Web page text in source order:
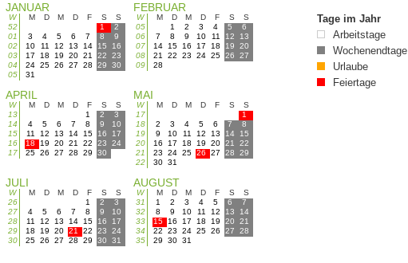
JANUAR
W M D M D F S
S
52
1
2
01
3 4 5 6 7 8
9
02
10 11 12 13 14 15
16
03
17 18 19 20 21 22
23
04
24 25 26 27 28 29
30
05
31
FEBRUAR
W M D M D F S
S
05
1 2 3 4 5
6
06
7 8 9 10 11 12
13
07
14 15 16 17 18 19
20
08
21 22 23 24 25 26
27
09
28
APRIL
W M D M D F S
S
13
1 2
3
14
4 5 6 7 8 9
10
15
11 12 13 14 15 16
17
16
18 19 20 21 22 23
24
17
25 26 27 28 29 30
MAI
W M D M D F S
S
17
1
18
2 3 4 5 6 7
8
19
9 10 11 12 13 14
15
20
16 17 18 19 20 21
22
21
23 24 25 26 27 28
29
22
30 31
JULI
W M D M D F S
S
26
1 2
3
27
4 5 6 7 8 9
10
28
11 12 13 14 15 16
17
29
18 19 20 21 22 23
24
30
25 26 27 28 29 30 31
AUGUST
W M D M D F S
S
31
1 2 3 4 5 6
7
32
8 9 10 11 12 13
14
33
15 16 17 18 19 20
21
34
22 23 24 25 26 27
28
35
29 30 31
Tage im Jahr
Arbeitstage
Wochenendtage
Urlaube
Feiertage